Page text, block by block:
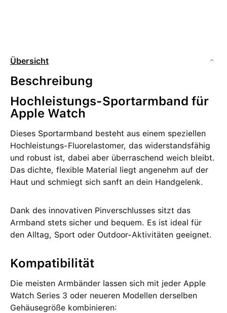
Übersicht
Beschreibung
Hochleistungs-Sportarmband für
Apple Watch
Dieses Sportarmband besteht aus einem speziellen
Hochleistungs-Fluorelastomer, das widerstandsfähig
und robust ist, dabei aber überraschend weich bleibt.
Das dichte, flexible Material liegt angenehm auf der
Haut und schmiegt sich sanft an dein Handgelenk.
Dank des innovativen Pinverschlusses sitzt das
Armband stets sicher und bequem. Es ist ideal für
den Alltag, Sport oder Outdoor-Aktivitäten geeignet.
Kompatibilität
Die meisten Armbänder lassen sich mit jeder Apple
Watch Series 3 oder neueren Modellen derselben
Gehäusegröße kombinieren: